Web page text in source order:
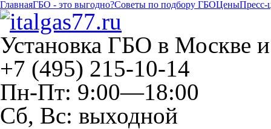
ГлавнаяГБО - это выгодно?Советы по подбору ГБОЦеныПресс-
Установка ГБО в Москве
+7 (495) 215-10-14
Пн-Пт: 9:00—18:00
Сб, Вс: выходной